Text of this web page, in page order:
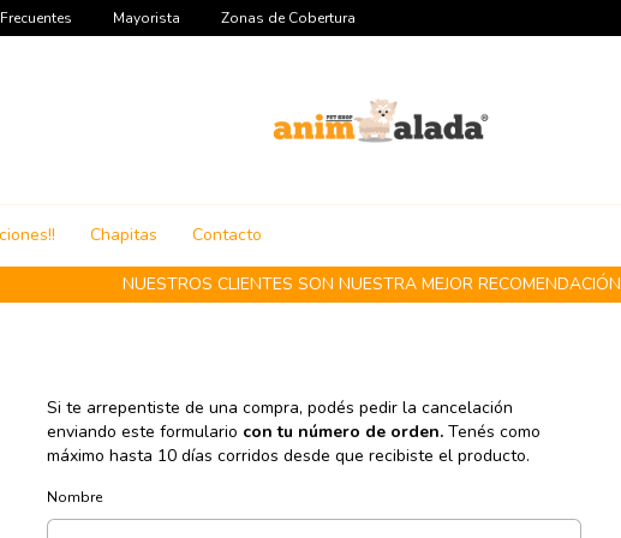
Mayorista Zonas de Cobertura
NUESTROS CLIENTES SON NUESTRA MEJOR RECOMENDACIÓN
Chapitas Contacto
Si te arrepentiste de una compra, podés pedir la cancelación
enviando este formulario con tu número de orden. Tenés como
máximo hasta 10 días corridos desde que recibiste el producto.
Nombre